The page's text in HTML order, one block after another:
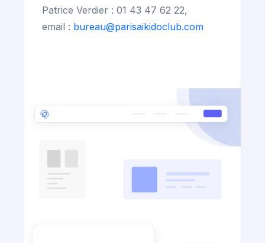
Patrice Verdier : 01 43 47 62 22,
email : bureau@parisaikidoclub.com